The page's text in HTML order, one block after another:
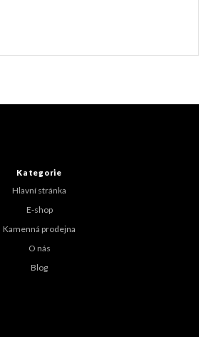
Kategorie
Hlavní stránka
E-shop
Kamenná prodejna
O nás
Blog